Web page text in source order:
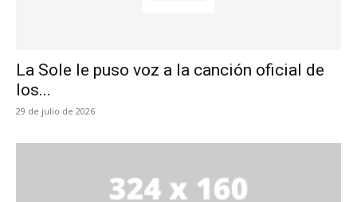
La Sole le puso voz a la canción oficial de
los...
29 de julio de 2026